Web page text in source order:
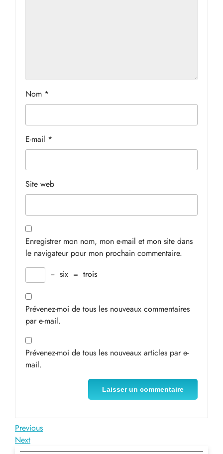
Nom *
E-mail *
Site web
Enregistrer mon nom, mon e-mail et mon site dans
le navigateur pour mon prochain commentaire.
− six = trois
Prévenez-moi de tous les nouveaux commentaires
par e-mail.
Prévenez-moi de tous les nouveaux articles par e-
mail.
Navigation
de
Previous
Post
Previous
Next
Post
Next